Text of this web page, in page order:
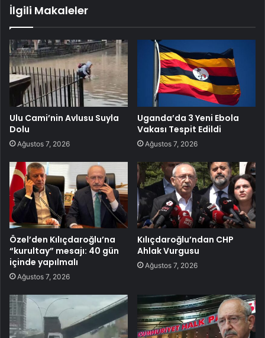
İlgili Makaleler
Ulu Cami’nin Avlusu Suyla
Dolu
Ağustos 7, 2026
Uganda’da 3 Yeni Ebola
Vakası Tespit Edildi
Ağustos 7, 2026
Özel’den Kılıçdaroğlu’na
“kurultay” mesajı: 40 gün
içinde yapılmalı
Ağustos 7, 2026
Kılıçdaroğlu’ndan CHP
Ahlak Vurgusu
Ağustos 7, 2026